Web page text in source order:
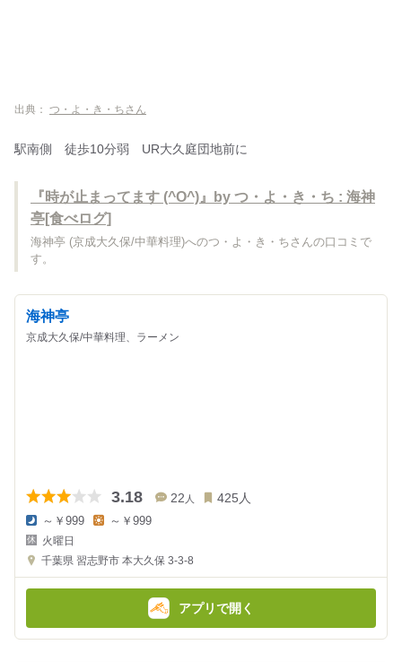
出典： つ・よ・き・ちさん
駅南側 徒歩10分弱 UR大久庭団地前に
『時が止まってます (^O^)』by つ・よ・き・ち : 海神
亭[食べログ]
海神亭 (京成大久保/中華料理)へのつ・よ・き・ちさんの口コミで
す。
海神亭
京成大久保/中華料理、ラーメン
3.18 22 人 425 人
夜
の
金
～￥999
金
額
～￥999
火曜日
千葉県 習志野市 本大久保 3-3-8
アプリで開く